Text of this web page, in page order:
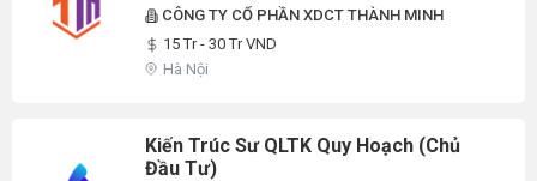
CÔNG TY CỔ PHẦN XDCT THÀNH MINH
15 Tr - 30 Tr VND
Hà Nội
Kiến Trúc Sư QLTK Quy Hoạch (chủ
Đầu Tư)